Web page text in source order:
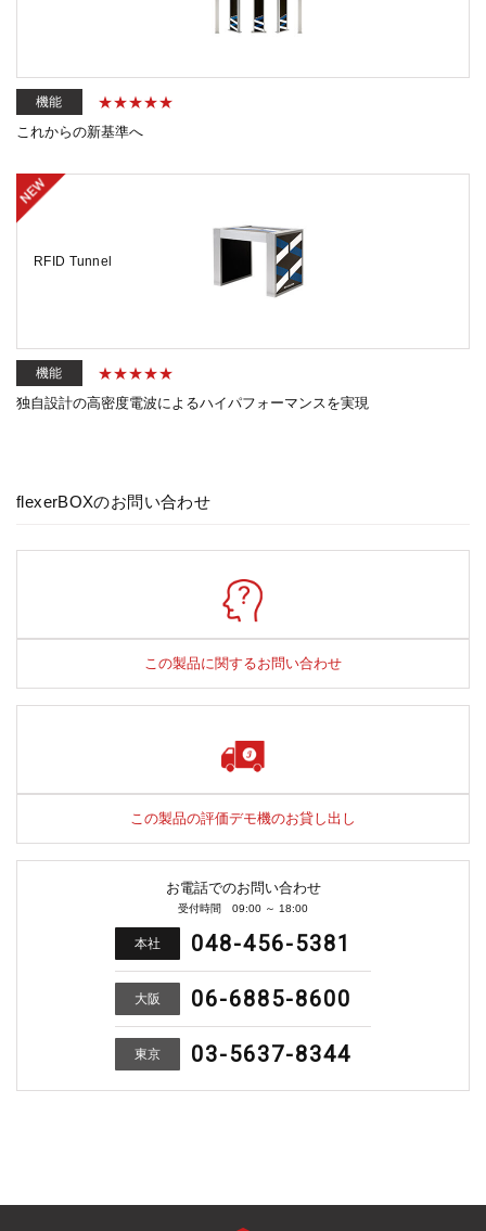
機能
これからの新基準へ
RFID Tunnel
機能
独自設計の高密度電波によるハイパフォーマンスを実現
flexerBOXのお問い合わせ
この製品に関するお問い合わせ
この製品の評価デモ機のお貸し出し
お電話でのお問い合わせ
受付時間 09:00 ～ 18:00
本社 048-456-5381
大阪 06-6885-8600
東京 03-5637-8344